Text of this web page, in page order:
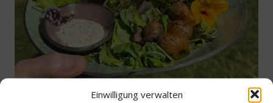
Einwilligung verwalten